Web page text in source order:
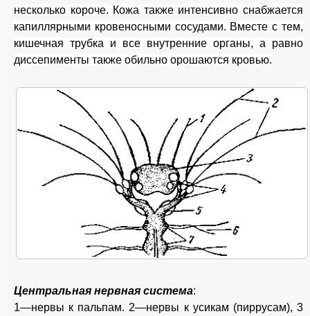
несколько короче. Кожа также интенсивно снабжается
капиллярными кровеносными сосудами. Вместе с тем,
кишечная трубка и все внутренние органы, а равно
диссепименты также обильно орошаются кровью.
Центральная нервная система:
1—нервы к пальпам. 2—нервы к усикам (пиррусам), 3